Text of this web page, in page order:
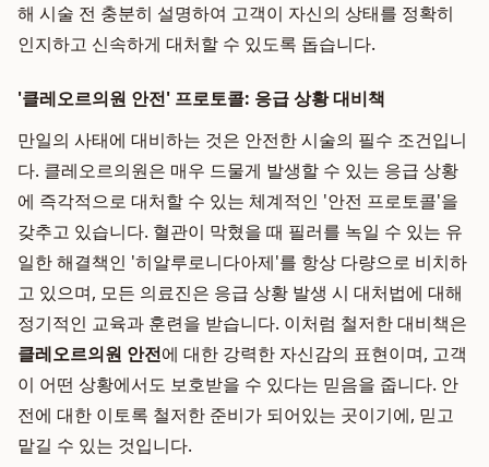
해 시술 전 충분히 설명하여 고객이 자신의 상태를 정확히
인지하고 신속하게 대처할 수 있도록 돕습니다.
'클레오르의원 안전' 프로토콜: 응급 상황 대비책
만일의 사태에 대비하는 것은 안전한 시술의 필수 조건입니
다. 클레오르의원은 매우 드물게 발생할 수 있는 응급 상황
에 즉각적으로 대처할 수 있는 체계적인 '안전 프로토콜'을
갖추고 있습니다. 혈관이 막혔을 때 필러를 녹일 수 있는 유
일한 해결책인 '히알루로니다아제'를 항상 다량으로 비치하
고 있으며, 모든 의료진은 응급 상황 발생 시 대처법에 대해
정기적인 교육과 훈련을 받습니다. 이처럼 철저한 대비책은
클레오르의원 안전에 대한 강력한 자신감의 표현이며, 고객
이 어떤 상황에서도 보호받을 수 있다는 믿음을 줍니다. 안
전에 대한 이토록 철저한 준비가 되어있는 곳이기에, 믿고
맡길 수 있는 것입니다.